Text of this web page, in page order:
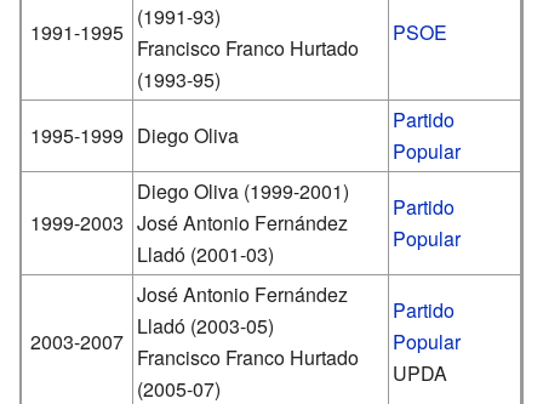
1991-1995
(1991-93)
Francisco Franco Hurtado
(1993-95)
PSOE
1995-1999 Diego Oliva
Partido
Popular
1999-2003
Diego Oliva (1999-2001)
José Antonio Fernández
Lladó (2001-03)
Partido
Popular
2003-2007
José Antonio Fernández
Lladó (2003-05)
Francisco Franco Hurtado
(2005-07)
Partido
Popular
UPDA